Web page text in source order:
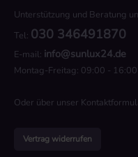
Unterstützung und Beratung
Tel: 030 346491870
E-mail: info@sunlux24.de
Montag-Freitag: 09:00 -
Oder über unser
Vertrag widerrufen